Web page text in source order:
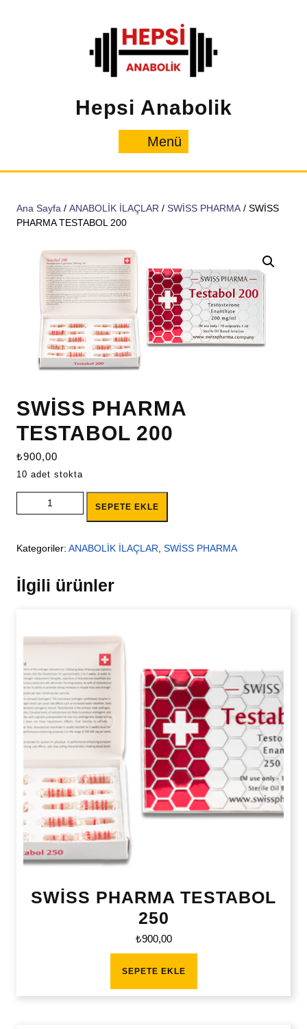
Hepsi Anabolik
Menü
Ana Sayfa / ANABOLİK İLAÇLAR / SWİSS PHARMA / SWİSS
PHARMA TESTABOL 200
SWİSS PHARMA
TESTABOL 200
₺900,00
10 adet stokta
SWİSS PHARMA TESTABOL 200 adet
SEPETE EKLE
Kategoriler: ANABOLİK İLAÇLAR SWİSS PHARMA
İlgili ürünler
SWİSS PHARMA TESTABOL
250
₺900,00
SEPETE EKLE